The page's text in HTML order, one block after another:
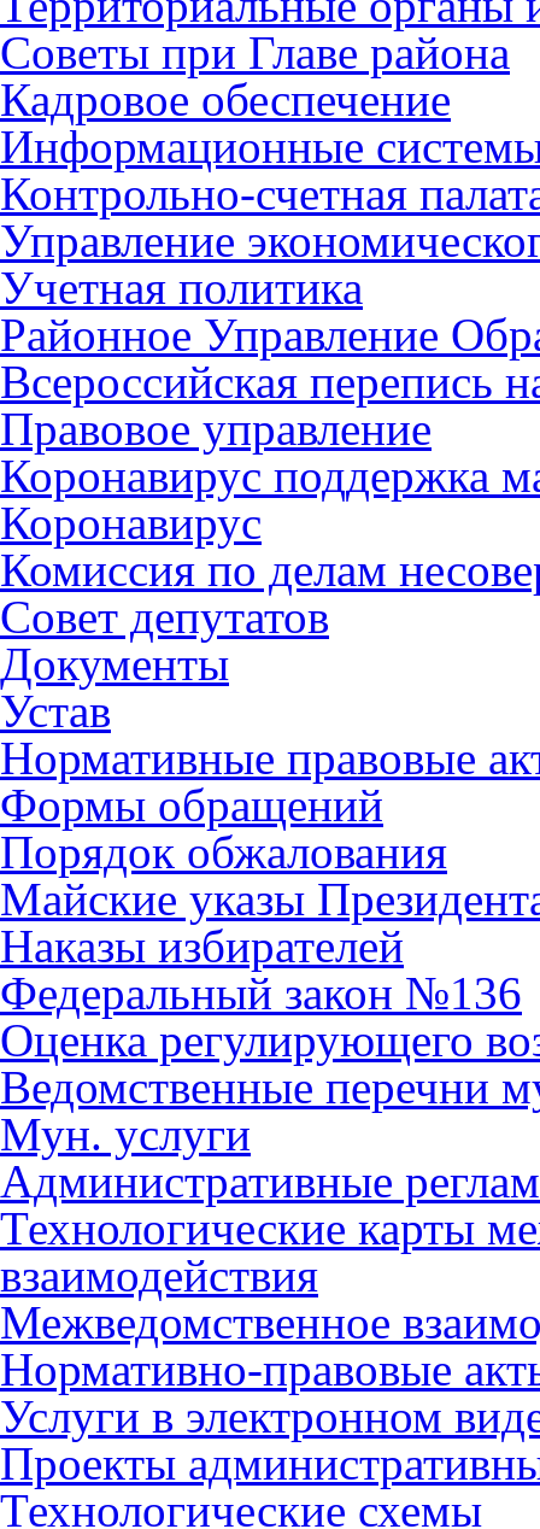
Советы при Главе района
Кадровое обеспечение
Информационные
Контрольно-счетная
Управление
Учетная политика
Районное Управление
Всероссийская перепись
Правовое управление
Коронавирус поддержка
Коронавирус
Комиссия по делам
Совет депутатов
Документы
Устав
Нормативные правовые
Формы обращений
Порядок обжалования
Майские указы
Наказы избирателей
Федеральный закон №136
Оценка регулирующего
Ведомственные перечни
Мун. услуги
Административные
Технологические карты
взаимодействия
Межведомственное
Нормативно-правовые
Услуги в электронном
Проекты
Технологические схемы